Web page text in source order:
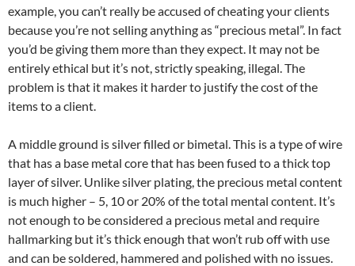
example, you can’t really be accused of cheating your clients
because you’re not selling anything as “precious metal”. In fact
you’d be giving them more than they expect. It may not be
entirely ethical but it’s not, strictly speaking, illegal. The
problem is that it makes it harder to justify the cost of the
items to a client.
A middle ground is silver filled or bimetal. This is a type of wire
that has a base metal core that has been fused to a thick top
layer of silver. Unlike silver plating, the precious metal content
is much higher – 5, 10 or 20% of the total mental content. It’s
not enough to be considered a precious metal and require
hallmarking but it’s thick enough that won’t rub off with use
and can be soldered, hammered and polished with no issues.